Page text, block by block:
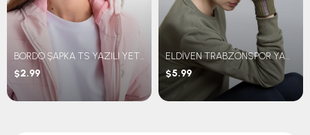
BORDO ŞAPKA TS YAZILI YETİŞKİN
$2.99
ELDİVEN TRABZONSPOR YAZILI
$5.99